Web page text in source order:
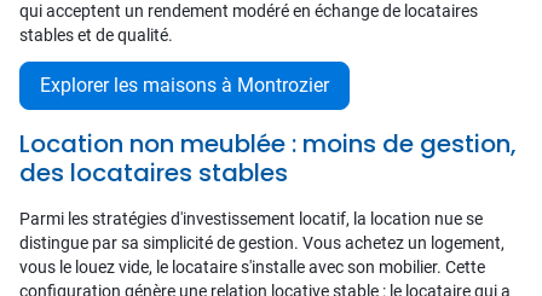
qui acceptent un rendement modéré en échange de locataires
stables et de qualité.
Explorer les maisons à Montrozier
Location non meublée : moins de gestion,
des locataires stables
Parmi les stratégies d'investissement locatif, la location nue se
distingue par sa simplicité de gestion. Vous achetez un logement,
vous le louez vide, le locataire s'installe avec son mobilier. Cette
configuration génère une relation locative stable : le locataire qui a